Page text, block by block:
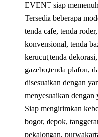
EVENT siap
Tersedia beberapa
tenda cafe, tenda
konvensional, tenda
kerucut,tenda
gazebo,tenda plafon,
disesuaikan dengan
menyesuaikan dengan
Siap mengirimkan
bogor, depok,
pekalongan,